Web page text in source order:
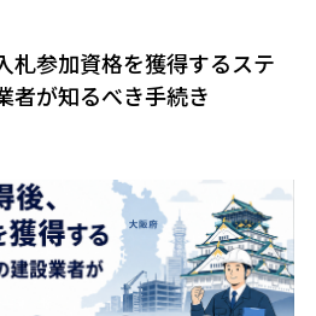
札参加資格を獲得するステ
者が知るべき手続き